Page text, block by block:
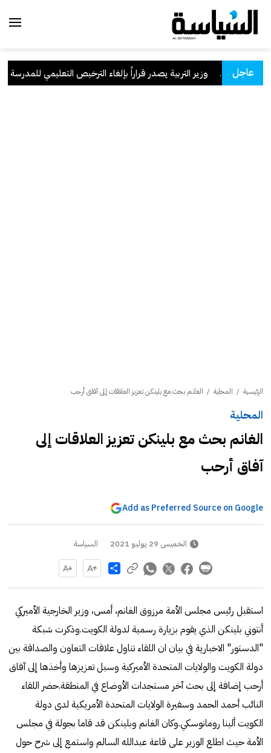
عاجل وزير التربية يصدر قراراً بإلغاء الترخيص التعليمي للمدرسة
الرئيسية / المحلية / الغانم بحث مع بلينكن تعزيز العلاقات إلى آفاق أرحب
المحلية
الغانم بحث مع بلينكن تعزيز العلاقات إلى
آفاق أرحب
Add as Preferred Source on Google
الخميس 29 يوليو 2021 السياسة
Share
استقبل رئيس مجلس الأمة مرزوق الغانم، أمس، وزير الخارجية الأميركي
أنتوني بلينكن الذي يقوم بزيارة رسمية لدولة الكويت.وذكرت شبكة
"الدستور" الاخبارية في بيان ان اللقاء تناول علاقات التعاون والصداقة بين
دولة الكويت والولايات المتحدة الأميركية وسبل تعزيزها وأخذها إلى آفاق
أرحب إضافة إلى بحث آخر مستجدات الأوضاع في المنطقة.حضر اللقاء
النائب أحمد الحمد وسفيرة الولايات المتحدة الأمريكية لدى دولة
الكويت ألينا رومانوسكي.وكان الغانم وبلينكن قد قاما بجولة في مجلس
الأمة حيث اطلع الوزير على قاعة عبدالله السالم واستمع إلى شرح حول